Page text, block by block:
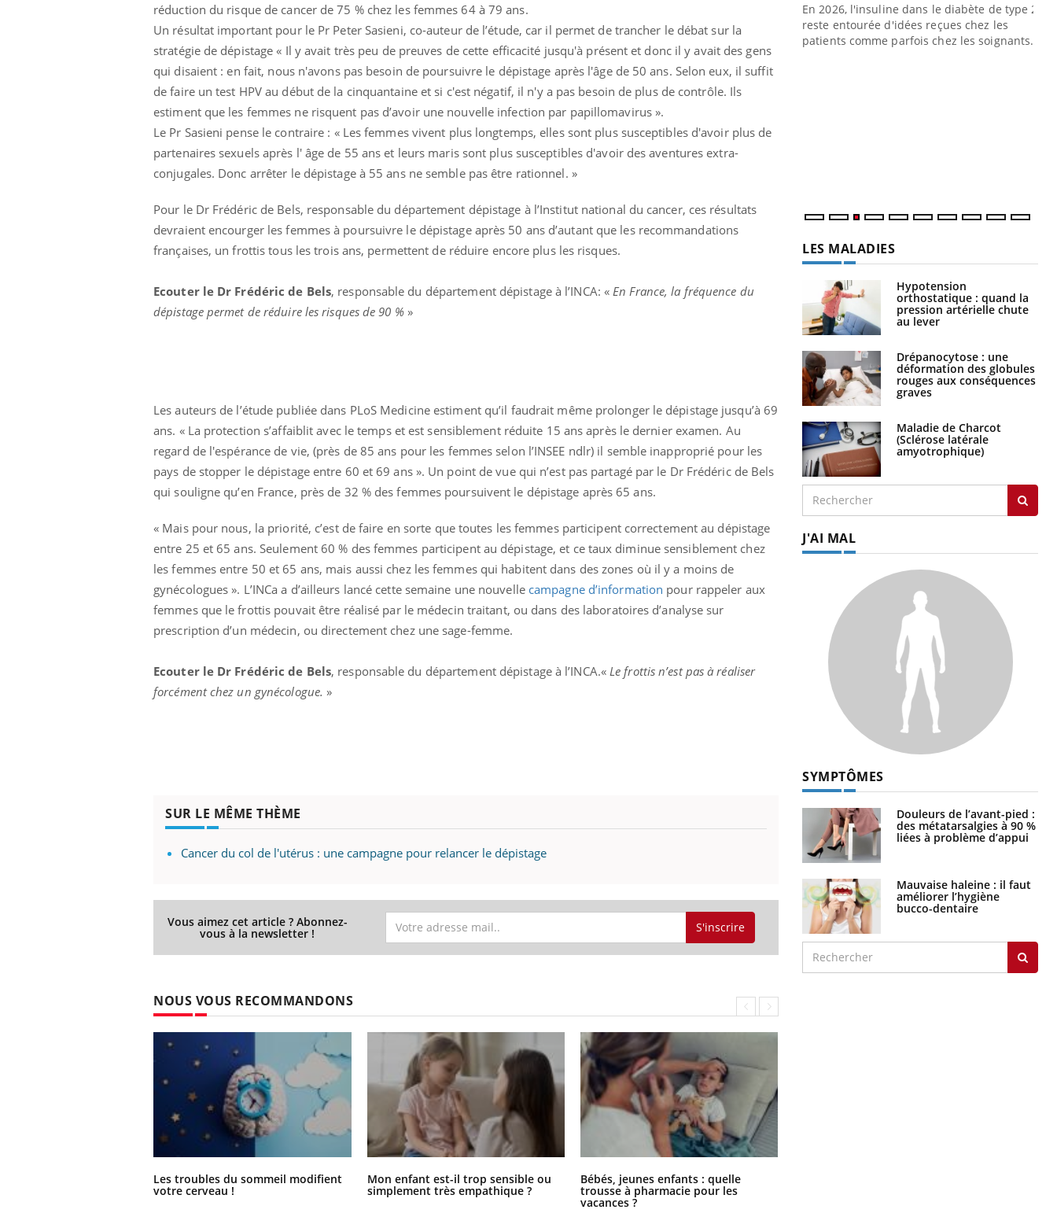
réduction du risque de cancer de 75 % chez les femmes 64 à 79 ans.
Un résultat important pour le Pr Peter Sasieni, co-auteur de l’étude, car il permet de trancher le débat sur la
stratégie de dépistage « Il y avait très peu de preuves de cette efficacité jusqu'à présent et donc il y avait des gens
qui disaient : en fait, nous n'avons pas besoin de poursuivre le dépistage après l'âge de 50 ans. Selon eux, il suffit
de faire un test HPV au début de la cinquantaine et si c'est négatif, il n'y a pas besoin de plus de contrôle. Ils
estiment que les femmes ne risquent pas d’avoir une nouvelle infection par papillomavirus ».
Le Pr Sasieni pense le contraire : « Les femmes vivent plus longtemps, elles sont plus susceptibles d'avoir plus de
partenaires sexuels après l' âge de 55 ans et leurs maris sont plus susceptibles d'avoir des aventures extra-
conjugales. Donc arrêter le dépistage à 55 ans ne semble pas être rationnel. »
Pour le Dr Frédéric de Bels, responsable du département dépistage à l’Institut national du cancer, ces résultats
devraient encourger les femmes à poursuivre le dépistage après 50 ans d’autant que les recommandations
françaises, un frottis tous les trois ans, permettent de réduire encore plus les risques.
Ecouter le Dr Frédéric de Bels, responsable du département dépistage à l’INCA: « En France, la fréquence du
dépistage permet de réduire les risques de 90 % »
Les auteurs de l’étude publiée dans PLoS Medicine estiment qu’il faudrait même prolonger le dépistage jusqu’à 69
ans. « La protection s’affaiblit avec le temps et est sensiblement réduite 15 ans après le dernier examen. Au
regard de l'espérance de vie, (près de 85 ans pour les femmes selon l’INSEE ndlr) il semble inapproprié pour les
pays de stopper le dépistage entre 60 et 69 ans ». Un point de vue qui n’est pas partagé par le Dr Frédéric de Bels
qui souligne qu’en France, près de 32 % des femmes poursuivent le dépistage après 65 ans.
« Mais pour nous, la priorité, c’est de faire en sorte que toutes les femmes participent correctement au dépistage
entre 25 et 65 ans. Seulement 60 % des femmes participent au dépistage, et ce taux diminue sensiblement chez
les femmes entre 50 et 65 ans, mais aussi chez les femmes qui habitent dans des zones où il y a moins de
gynécologues ». L’INCa a d’ailleurs lancé cette semaine une nouvelle campagne d’information pour rappeler aux
femmes que le frottis pouvait être réalisé par le médecin traitant, ou dans des laboratoires d’analyse sur
prescription d’un médecin, ou directement chez une sage-femme.
Ecouter le Dr Frédéric de Bels, responsable du département dépistage à l’INCA.«Le frottis n’est pas à réaliser
forcément chez un gynécologue. »
SUR LE MÊME THÈME
Cancer du col de l'utérus : une campagne pour relancer le dépistage
Vous aimez cet article ? Abonnez-
vous à la newsletter ! S'inscrire
NOUS VOUS RECOMMANDONS
Les troubles du sommeil modifient
votre cerveau !
Mon enfant est-il trop sensible ou
simplement très empathique ?
Bébés, jeunes enfants : quelle
trousse à pharmacie pour les
vacances ?
Il y a des sujets qui sont faciles à aborder...
d'autres non ! D'un côté, poser des
questions sur la maladie d'un proche c'est
montrer ...
même alopécie… Les symptômes de la
...
En 2026, l'insuline dans le diabète de type 2
reste entourée d'idées reçues chez les
patients comme parfois chez les soignants.
LES MALADIES
Hypotension
orthostatique : quand la
pression artérielle chute
au lever
Drépanocytose : une
déformation des globules
rouges aux conséquences
graves
Maladie de Charcot
(Sclérose latérale
amyotrophique)
J'AI MAL
SYMPTÔMES
Douleurs de l’avant-pied :
des métatarsalgies à 90 %
liées à problème d’appui
Mauvaise haleine : il faut
améliorer l’hygiène
bucco-dentaire